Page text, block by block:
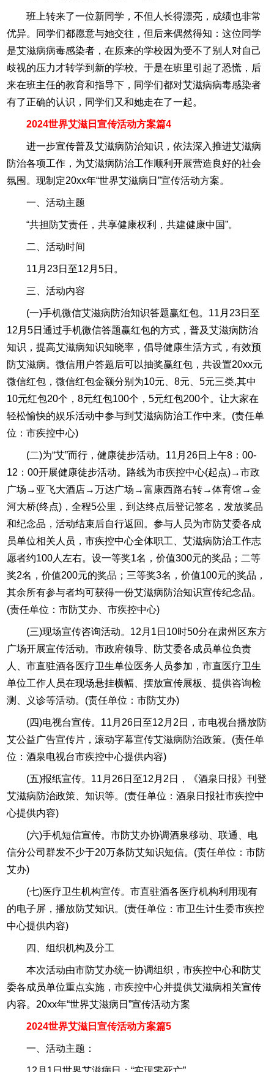
班上转来了一位新同学，不但人长得漂亮，成绩也非常
优异。同学们都愿意与她交往，但后来偶然得知：这位同学
是艾滋病病毒感染者，在原来的学校因为受不了别人对自己
歧视的压力才转学到新的学校。于是在班里引起了恐慌，后
来在班主任的教育和指导下，同学们都对艾滋病病毒感染者
有了正确的认识，同学们又和她走在了一起。
2024世界艾滋日宣传活动方案篇4
进一步宣传普及艾滋病防治知识，依法深入推进艾滋病
防治各项工作，为艾滋病防治工作顺利开展营造良好的社会
氛围。现制定20xx年“世界艾滋病日”宣传活动方案。
一、活动主题
“共担防艾责任，共享健康权利，共建健康中国”。
二、活动时间
11月23日至12月5日。
三、活动内容
(一)手机微信艾滋病防治知识答题赢红包。11月23日至
12月5日通过手机微信答题赢红包的方式，普及艾滋病防治
知识，提高艾滋病知识知晓率，倡导健康生活方式，有效预
防艾滋病。微信用户答题后可以抽奖赢红包，共设置20xx元
微信红包，微信红包金额分别为10元、8元、5元三类,其中
10元红包20个，8元红包100个，5元红包200个。让大家在
轻松愉快的娱乐活动中参与到艾滋病防治工作中来。(责任单
位：市疾控中心)
(二)为“艾”而行，健康徒步活动。11月26日上午8：00-
12：00开展健康徒步活动。路线为市疾控中心(起点)→市政
广场→亚飞大酒店→万达广场→富康西路右转→体育馆→金
河大桥(终点)，全程5公里，到达终点后登记签名，发放奖品
和纪念品，活动结束后自行返回。参与人员为市防艾委各成
员单位相关人员，市疾控中心全体职工、艾滋病防治工作志
愿者约100人左右。设一等奖1名，价值300元的奖品；二等
奖2名，价值200元的奖品；三等奖3名，价值100元的奖品，
其余所有参与者均可获得一份艾滋病防治知识宣传纪念品。
(责任单位：市防艾办、市疾控中心)
(三)现场宣传咨询活动。12月1日10时50分在肃州区东方
广场开展宣传活动。市政府领导、防艾委各成员单位负责
人、市直驻酒各医疗卫生单位医务人员参加，市直医疗卫生
单位工作人员在现场悬挂横幅、摆放宣传展板、提供咨询检
测、义诊等活动。(责任单位：市防艾办)
(四)电视台宣传。11月26日至12月2日，市电视台播放防
艾公益广告宣传片，滚动字幕宣传艾滋病防治政策。(责任单
位：酒泉电视台市疾控中心提供内容)
(五)报纸宣传。11月26日至12月2日，《酒泉日报》刊登
艾滋病防治政策、知识等。(责任单位：酒泉日报社市疾控中
心提供内容)
(六)手机短信宣传。市防艾办协调酒泉移动、联通、电
信分公司群发不少于20万条防艾知识短信。(责任单位：市防
艾办)
(七)医疗卫生机构宣传。市直驻酒各医疗机构利用现有
的电子屏，播放防艾知识。(责任单位：市卫生计生委市疾控
中心提供内容)
四、组织机构及分工
本次活动由市防艾办统一协调组织，市疾控中心和防艾
委各成员单位重点实施，市疾控中心并提供艾滋病相关宣传
内容。20xx年“世界艾滋病日”宣传活动方案
2024世界艾滋日宣传活动方案篇5
一、活动主题：